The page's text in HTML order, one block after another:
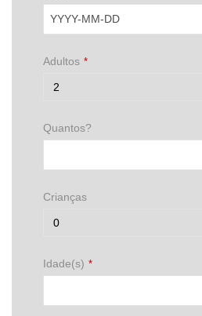
Adultos *
Quantos?
Crianças
Idade(s) *